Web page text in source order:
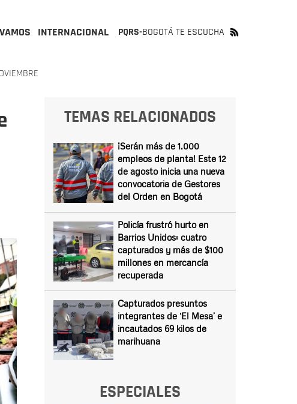
INTERNACIONAL PQRS-BOGOTÁ TE ESCUCHA
TEMAS RELACIONADOS
¡Serán más de 1.000
empleos de planta! Este 12
de agosto inicia una nueva
convocatoria de Gestores
del Orden en Bogotá
Policía frustró hurto en
Barrios Unidos: cuatro
capturados y más de $100
millones en mercancía
recuperada
Capturados presuntos
integrantes de ‘El Mesa’ e
incautados 69 kilos de
marihuana
ESPECIALES